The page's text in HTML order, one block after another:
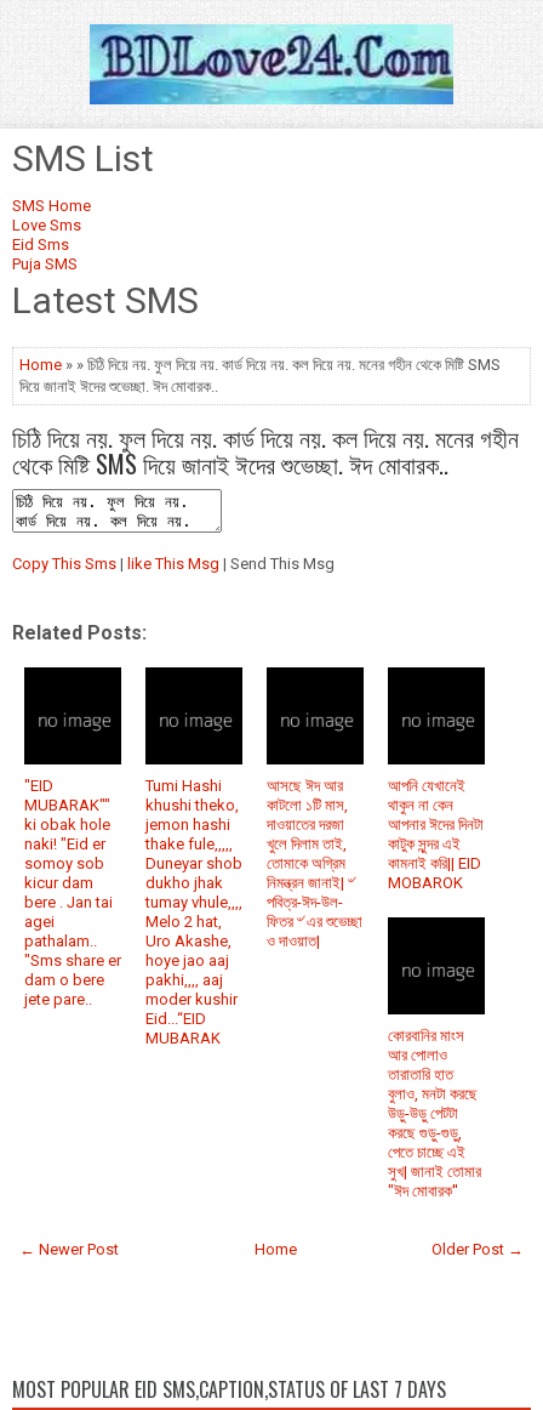
SMS List
SMS Home
Love Sms
Eid Sms
Puja SMS
Latest SMS
Home » » চিঠি দিয়ে নয়. ফুল দিয়ে নয়. কার্ড দিয়ে নয়. কল দিয়ে নয়. মনের গহীন থেকে মিষ্টি SMS
দিয়ে জানাই ঈদের শুভেচ্ছা. ঈদ মোবারক..
চিঠি দিয়ে নয়. ফুল দিয়ে নয়. কার্ড দিয়ে নয়. কল দিয়ে নয়. মনের গহীন
থেকে মিষ্টি SMS দিয়ে জানাই ঈদের শুভেচ্ছা. ঈদ মোবারক..
Copy This Sms | like This Msg | Send This Msg
Related Posts:
"EID
MUBARAK""
ki obak hole
naki! "Eid er
somoy sob
kicur dam
bere . Jan tai
agei
pathalam..
"Sms share er
dam o bere
jete pare..
Tumi Hashi
khushi theko,
jemon hashi
thake fule,,,,,
Duneyar shob
dukho jhak
tumay vhule,,,,
Melo 2 hat,
Uro Akashe,
hoye jao aaj
pakhi,,,, aaj
moder kushir
Eid...“EID
MUBARAK
আসছে ঈদ আর
কাটলো ১টি মাস,
দাওয়াতের দরজা
খুলে দিলাম তাই,
তোমাকে অগ্রিম
নিমন্ত্রন জানাই| ৺
পবিত্র-ঈদ-উল-
ফিতর ৺ এর শুভেচ্ছা
ও দাওয়াত|
আপনি যেখানেই
থাকুন না কেন
আপনার ঈদের দিনটা
কাটুক সুন্দর এই
কামনাই করি|| EID
MOBAROK
কোরবানির মাংস
আর পোলাও
তারাতারি হাত
বুলাও, মনটা করছে
উড়ু-উড়ু পেটটা
করছে গুড়ু-গুড়ু,
পেতে চাচ্ছে এই
সুখ| জানাই তোমার
"ঈদ মোবারক''
← Newer Post Older Post →
Home
MOST POPULAR EID SMS,CAPTION,STATUS OF LAST 7 DAYS